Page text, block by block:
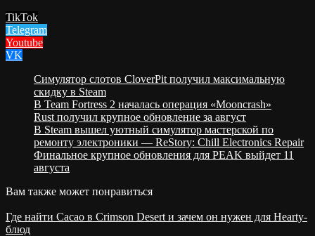
TikTok
Telegram
Youtube
VK
Cимулятор слотов CloverPit получил максимальную
скидку в Steam
В Team Fortress 2 началась операция «Mooncrash»
Rust получил крупное обновление за август
В Steam вышел уютный симулятор мастерской по
ремонту электроники — ReStory: Chill Electronics Repair
Финальное крупное обновления для PEAK выйдет 11
августа
Вам также может понравиться
Где найти Cacao в Crimson Desert и зачем он нужен для Hearty-
блюд